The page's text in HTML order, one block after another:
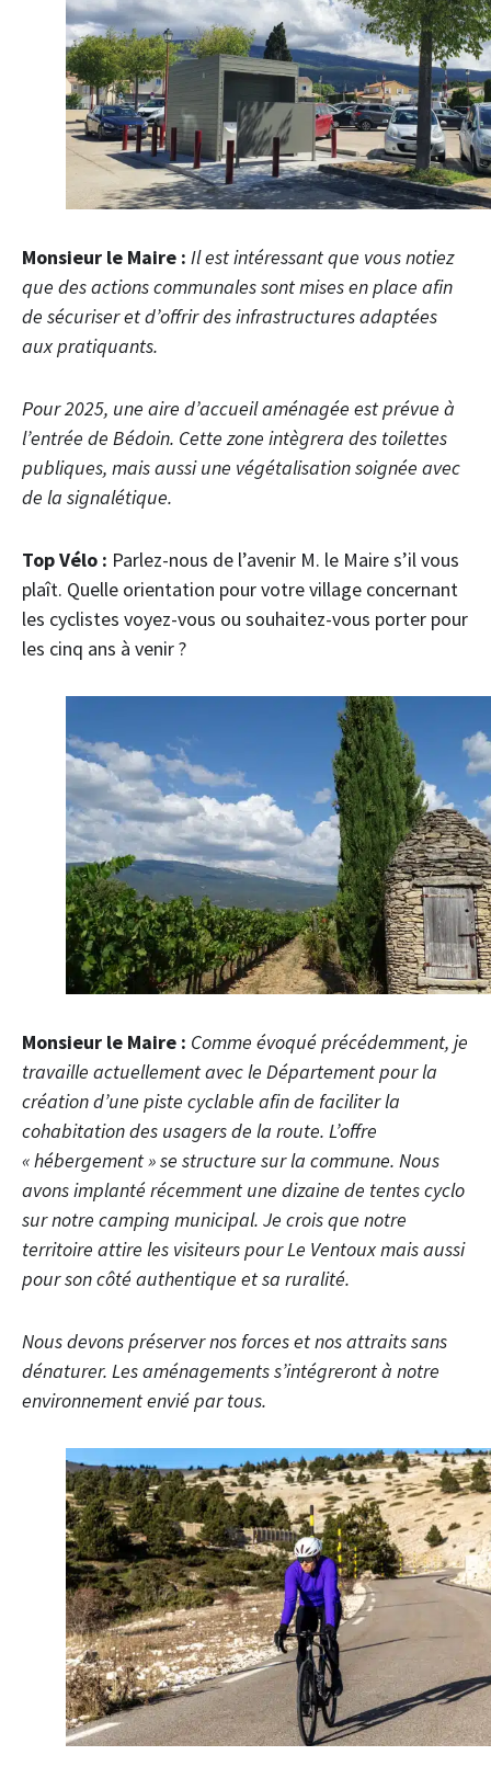
Monsieur le Maire : Il est intéressant que vous notiez
que des actions communales sont mises en place afin
de sécuriser et d’offrir des infrastructures adaptées
aux pratiquants.
Pour 2025, une aire d’accueil aménagée est prévue à
l’entrée de Bédoin. Cette zone intègrera des toilettes
publiques, mais aussi une végétalisation soignée avec
de la signalétique.
Top Vélo : Parlez-nous de l’avenir M. le Maire s’il vous
plaît. Quelle orientation pour votre village concernant
les cyclistes voyez-vous ou souhaitez-vous porter pour
les cinq ans à venir ?
Monsieur le Maire : Comme évoqué précédemment, je
travaille actuellement avec le Département pour la
création d’une piste cyclable afin de faciliter la
cohabitation des usagers de la route. L’offre
« hébergement » se structure sur la commune. Nous
avons implanté récemment une dizaine de tentes cyclo
sur notre camping municipal. Je crois que notre
territoire attire les visiteurs pour Le Ventoux mais aussi
pour son côté authentique et sa ruralité.
Nous devons préserver nos forces et nos attraits sans
dénaturer. Les aménagements s’intégreront à notre
environnement envié par tous.